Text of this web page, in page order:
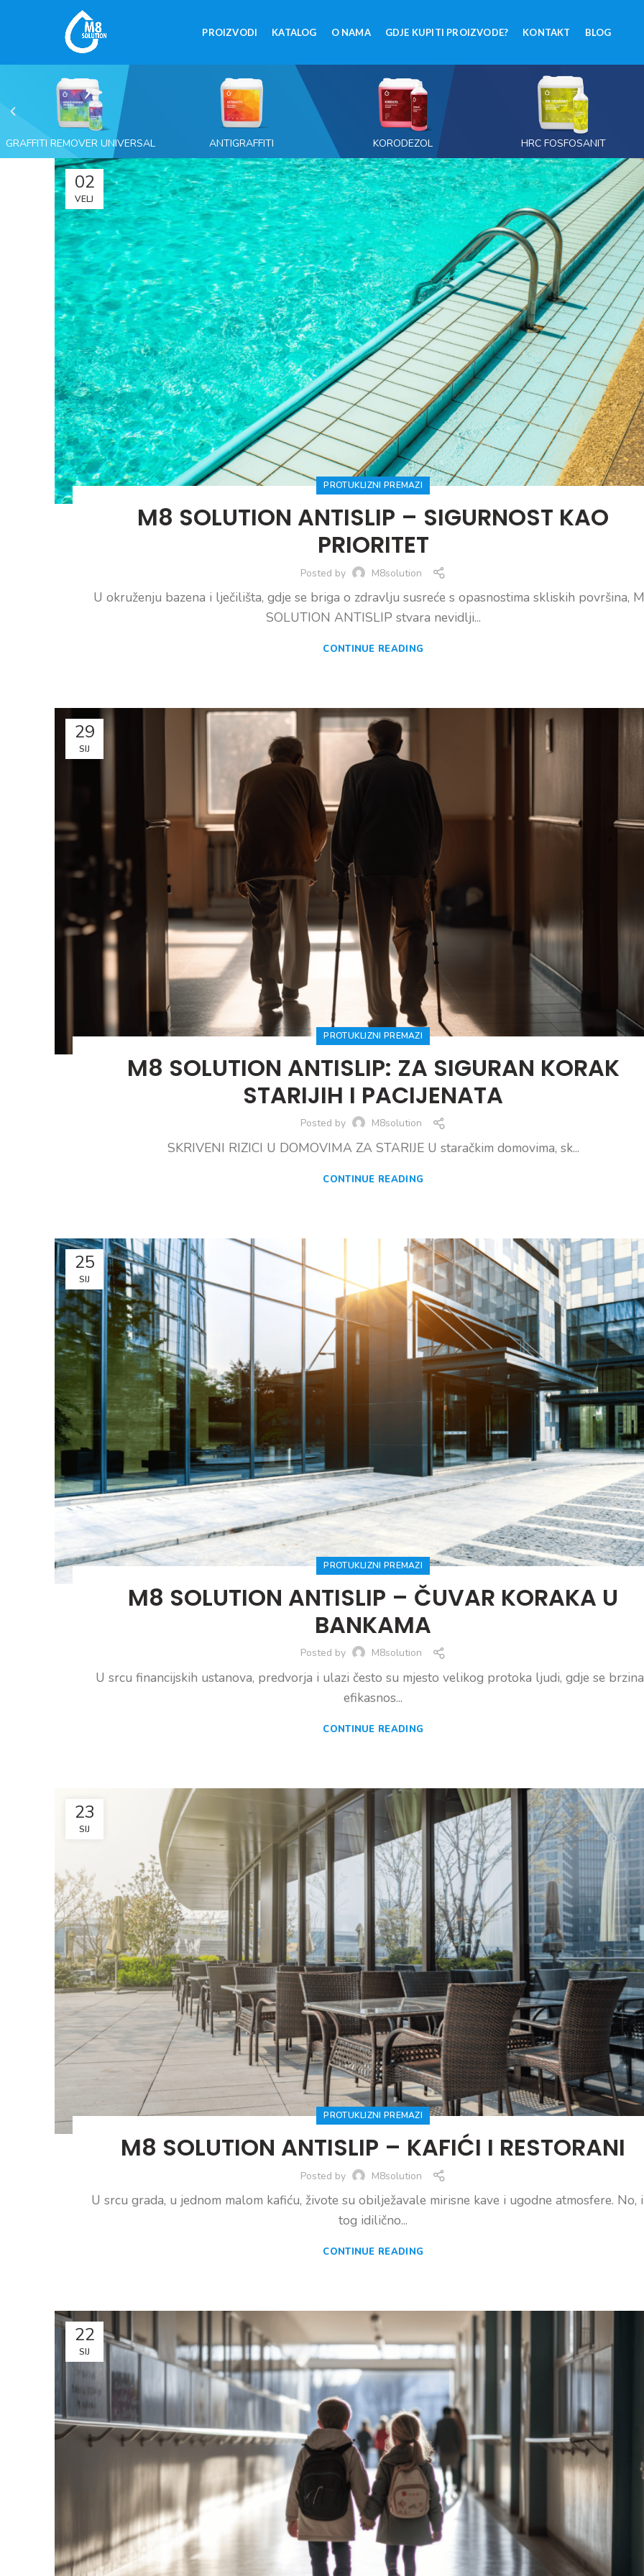
PROIZVODI KATALOG O NAMA GDJE KUPITI PROIZVODE? KONTAKT BLOG
GRAFFITI REMOVER UNIVERSAL ANTIGRAFFITI KORODEZOL HRC FOSFOSANIT
02
VELJ
PROTUKLIZNI PREMAZI
M8 SOLUTION ANTISLIP – SIGURNOST KAO
PRIORITET
Posted by M8solution
U okruženju bazena i lječilišta, gdje se briga o zdravlju susreće s opasnostima skliskih površina,
SOLUTION ANTISLIP stvara nevidlji...
CONTINUE READING
29
SIJ
PROTUKLIZNI PREMAZI
M8 SOLUTION ANTISLIP: ZA SIGURAN KORAK
STARIJIH I PACIJENATA
Posted by M8solution
SKRIVENI RIZICI U DOMOVIMA ZA STARIJE U staračkim domovima, sk...
CONTINUE READING
25
SIJ
PROTUKLIZNI PREMAZI
M8 SOLUTION ANTISLIP – ČUVAR KORAKA U
BANKAMA
Posted by M8solution
U srcu financijskih ustanova, predvorja i ulazi često su mjesto velikog protoka ljudi, gdje se
efikasnos...
CONTINUE READING
23
SIJ
PROTUKLIZNI PREMAZI
M8 SOLUTION ANTISLIP – KAFIĆI I RESTORANI
Posted by M8solution
U srcu grada, u jednom malom kafiću, živote su obilježavale mirisne kave i ugodne atmosfere. No,
tog idilično...
CONTINUE READING
22
SIJ